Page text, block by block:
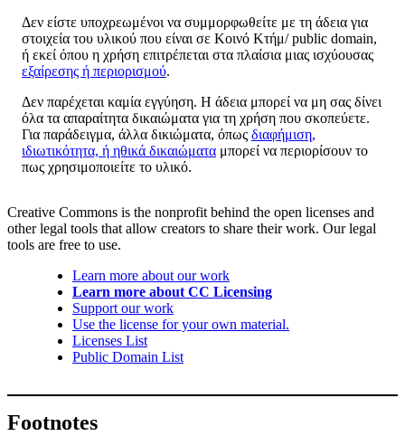
Δεν είστε υποχρεωμένοι να συμμορφωθείτε με τη άδεια για
στοιχεία του υλικού που είναι σε Κοινό Κτήμ/ public domain,
ή εκεί όπου η χρήση επιτρέπεται στα πλαίσια μιας ισχύουσας
εξαίρεσης ή περιορισμού.
Δεν παρέχεται καμία εγγύηση. Η άδεια μπορεί να μη σας δίνει
όλα τα απαραίτητα δικαιώματα για τη χρήση που σκοπεύετε.
Για παράδειγμα, άλλα δικιώματα, όπως διαφήμιση,
ιδιωτικότητα, ή ηθικά δικαιώματα μπορεί να περιορίσουν το
πως χρησιμοποιείτε το υλικό.
Creative Commons is the nonprofit behind the open licenses and
other legal tools that allow creators to share their work. Our legal
tools are free to use.
Learn more about our work
Learn more about CC Licensing
Support our work
Use the license for your own material.
Licenses List
Public Domain List
Footnotes